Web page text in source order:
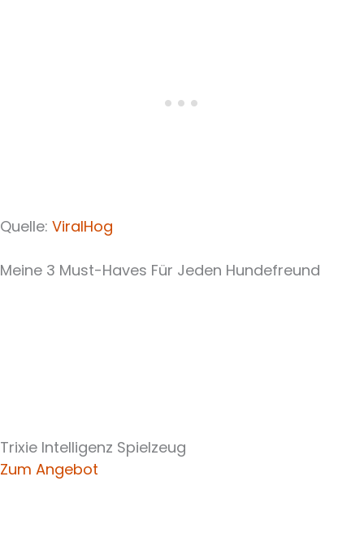
Quelle: ViralHog
Meine 3 Must-Haves Für Jeden Hundefreund​
Trixie Intelligenz Spielzeug
Zum Angebot